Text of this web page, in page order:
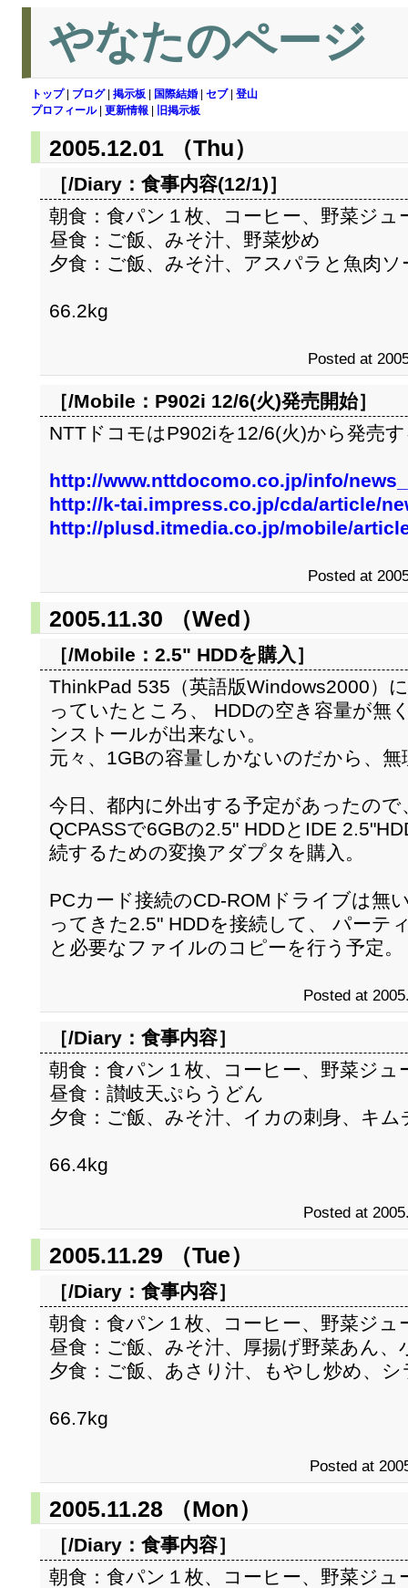
やなたのページ
トップ| ブログ| 掲示板 国際結婚 セブ| 登山
プロフィール| 更新情報 旧掲示板
2005.12.01 （Thu）
［/Diary： 食事内容(12/1)］
朝食：食パン１枚、コーヒー、野菜ジュ
昼食：ご飯、みそ汁、野菜炒め
夕食：ご飯、みそ汁、アスパラと魚肉
66.2kg
Posted at
［/Mobile： P902i 12/6(火)発売開始］
NTTドコモはP902iを12/6(火)から発売
http://www.nttdocomo.co.jp/info/
http://k-tai.impress.co.jp/cda/article/
http://plusd.itmedia.co.jp/mobile/
Posted at
2005.11.30 （Wed）
［/Mobile： 2.5" HDDを購入 ］
ThinkPad 535（英語版Windows2000）
っていたところ、 HDDの空き容量が無
ンストールが出来ない。
元々、1GBの容量しかないのだから、
今日、都内に外出する予定があったの
QCPASSで6GBの2.5" HDDとIDE
続するための変換アダプタを購入。
PCカード接続のCD-ROMドライブは無
ってきた2.5" HDDを接続して、 パーテ
と必要なファイルのコピーを行う予定。
Posted at
［/Diary： 食事内容］
朝食：食パン１枚、コーヒー、野菜ジュ
昼食：讃岐天ぷらうどん
夕食：ご飯、みそ汁、イカの刺身、キム
66.4kg
Posted at
2005.11.29 （Tue）
［/Diary： 食事内容］
朝食：食パン１枚、コーヒー、野菜ジュ
昼食：ご飯、みそ汁、厚揚げ野菜あん、
夕食：ご飯、あさり汁、もやし炒め、
66.7kg
Posted at
2005.11.28 （Mon）
［/Diary： 食事内容］
朝食：食パン１枚、コーヒー、野菜ジュ